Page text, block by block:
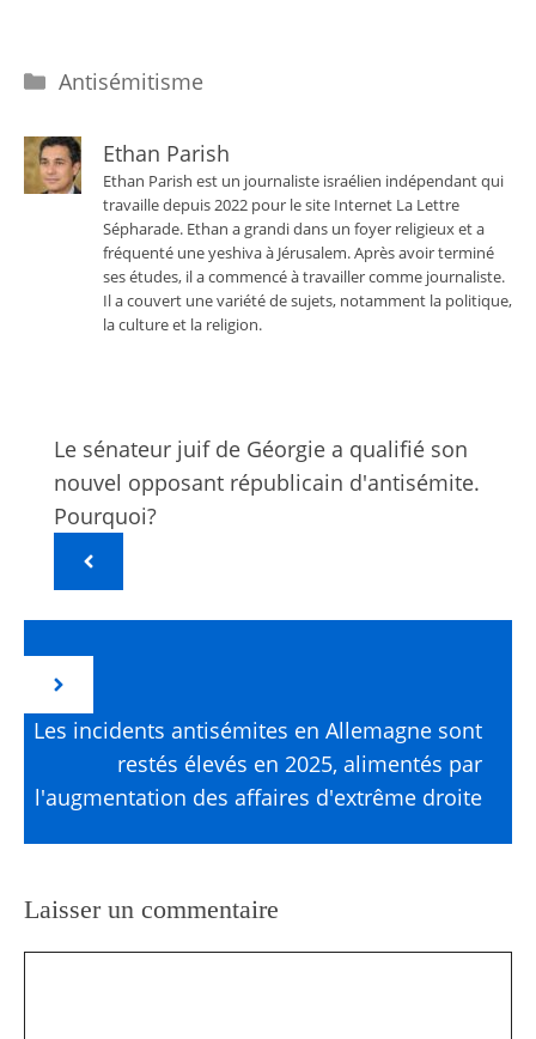
Catégories
Antisémitisme
Ethan Parish
Ethan Parish est un journaliste israélien indépendant qui
travaille depuis 2022 pour le site Internet La Lettre
Sépharade. Ethan a grandi dans un foyer religieux et a
fréquenté une yeshiva à Jérusalem. Après avoir terminé
ses études, il a commencé à travailler comme journaliste.
Il a couvert une variété de sujets, notamment la politique,
la culture et la religion.
Le sénateur juif de Géorgie a qualifié son
nouvel opposant républicain d'antisémite.
Pourquoi?
Les incidents antisémites en Allemagne sont
restés élevés en 2025, alimentés par
l'augmentation des affaires d'extrême droite
Laisser un commentaire